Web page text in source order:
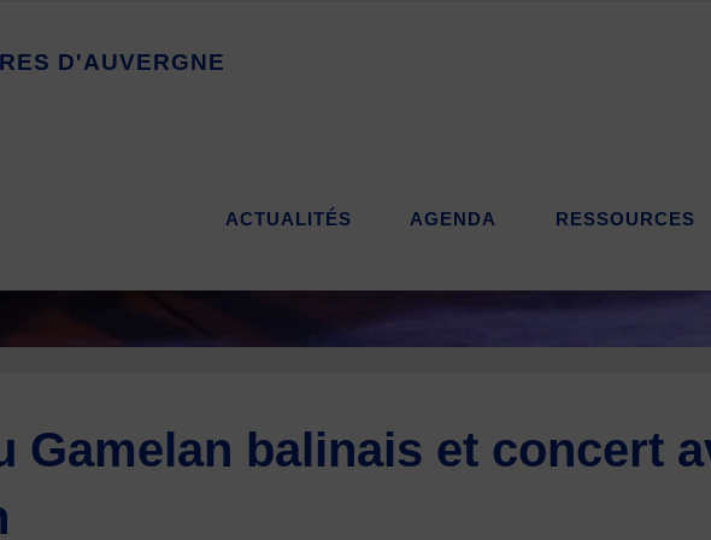
RES D'AUVERGNE
ACTUALITÉS AGENDA RESSOURCES
Gamelan balinais et concert